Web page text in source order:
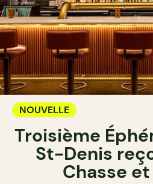
NOUVELLE
Troisième
St-Denis
Chasse